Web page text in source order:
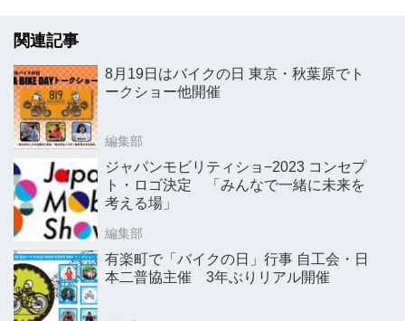
関連記事
8月19日はバイクの日 東京・秋葉原でト
ークショー他開催
編集部
ジャパンモビリティショ−2023 コンセプ
ト・ロゴ決定 「みんなで一緒に未来を
考える場」
編集部
有楽町で「バイクの日」行事 自工会・日
本二普協主催 3年ぶりリアル開催